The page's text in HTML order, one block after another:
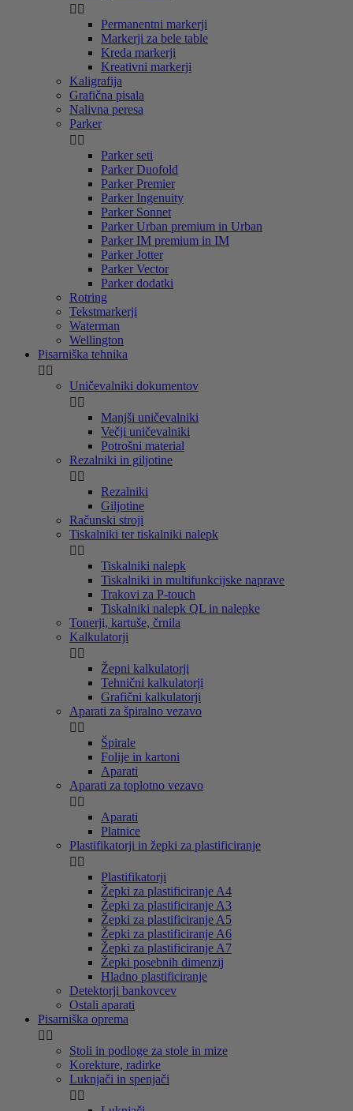
 
Permanentni markerji
Markerji za bele table
Kreda markerji
Kreativni markerji
Kaligrafija
Grafična pisala
Nalivna peresa
Parker
 
Parker seti
Parker Duofold
Parker Premier
Parker Ingenuity
Parker Sonnet
Parker Urban premium in Urban
Parker IM premium in IM
Parker Jotter
Parker Vector
Parker dodatki
Rotring
Tekstmarkerji
Waterman
Wellington
Pisarniška tehnika
 
Uničevalniki dokumentov
 
Manjši uničevalniki
Večji uničevalniki
Potrošni material
Rezalniki in giljotine
 
Rezalniki
Giljotine
Računski stroji
Tiskalniki ter tiskalniki nalepk
 
Tiskalniki nalepk
Tiskalniki in multifunkcijske naprave
Trakovi za P-touch
Tiskalniki nalepk QL in nalepke
Tonerji, kartuše, črnila
Kalkulatorji
 
Žepni kalkulatorji
Tehnični kalkulatorji
Grafični kalkulatorji
Aparati za špiralno vezavo
 
Špirale
Folije in kartoni
Aparati
Aparati za toplotno vezavo
 
Aparati
Platnice
Plastifikatorji in žepki za plastificiranje
 
Plastifikatorji
Žepki za plastificiranje A4
Žepki za plastificiranje A3
Žepki za plastificiranje A5
Žepki za plastificiranje A6
Žepki za plastificiranje A7
Žepki posebnih dimenzij
Hladno plastificiranje
Detektorji bankovcev
Ostali aparati
Pisarniška oprema
 
Stoli in podloge za stole in mize
Korekture, radirke
Luknjači in spenjači
 